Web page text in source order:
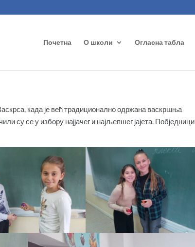
Почетна О школи Огласна табла
када је већ традиционално одржана васкршња
су се у избору најјачег и најљепшег јајета. Побједници